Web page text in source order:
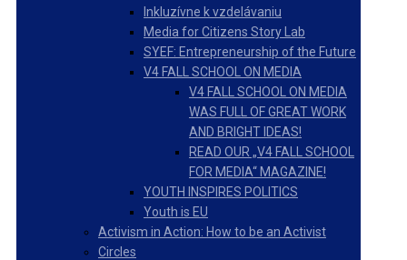
Inkluzívne k vzdelávaniu
Media for Citizens Story Lab
SYEF: Entrepreneurship of the Future
V4 FALL SCHOOL ON MEDIA
V4 FALL SCHOOL ON MEDIA
WAS FULL OF GREAT WORK
AND BRIGHT IDEAS!
READ OUR „V4 FALL SCHOOL
FOR MEDIA“ MAGAZINE!
YOUTH INSPIRES POLITICS
Youth is EU
Activism in Action: How to be an Activist
Circles